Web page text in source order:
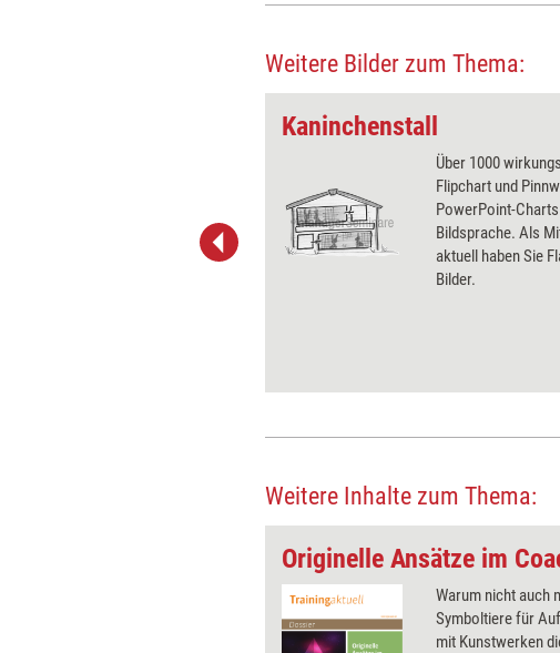
Weitere Bilder zum Thema:
Kaninchenstall
Über 1000
Flipchart und
PowerPoint-
Bildsprache. Als
aktuell haben Sie
Bilder.
Weitere Inhalte zum Thema:
Originelle Ansätze im
Warum nicht auch
Symboltiere für
mit Kunstwerken